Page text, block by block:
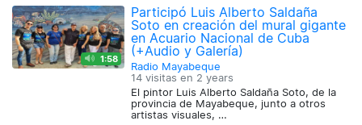
1:58
Participó Luis Alberto Saldaña
Soto en creación del mural gigante
en Acuario Nacional de Cuba
(+Audio y Galería)
Radio Mayabeque
14 visitas en 2 years
El pintor Luis Alberto Saldaña Soto, de la
provincia de Mayabeque, junto a otros
artistas visuales, …